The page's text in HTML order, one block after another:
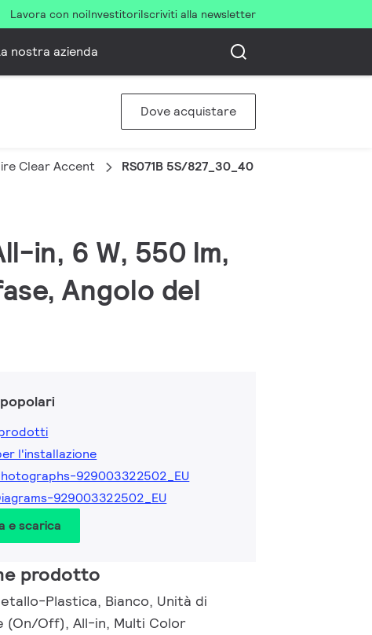
Lavora con noiInvestitoriIscriviti alla newsletter
nostra azienda
Dove acquistare
Clear Accent RS071B 5S/827_30_40 40D PSR PI6 IP65
in, 6 W, 550 lm,
Angolo del
l'installazione
929003322502_EU
929003322502_EU
e scarica
prodotto
Plastica, Bianco, Unità di
(On/Off), All-in, Multi Color